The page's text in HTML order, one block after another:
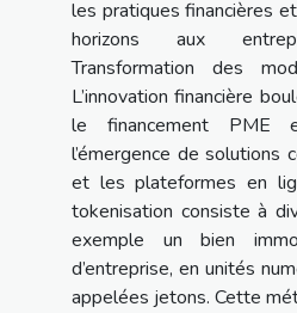
les pratiques financières
horizons aux
Transformation des
L’innovation financière
le financement PME
l’émergence de solutions
et les plateformes en
tokenisation consiste à
exemple un bien
d’entreprise, en unités
appelées jetons. Cette